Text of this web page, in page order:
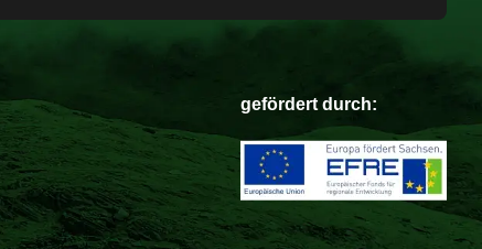
gefördert durch: